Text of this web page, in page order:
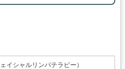
イシャルリンパテラピー）